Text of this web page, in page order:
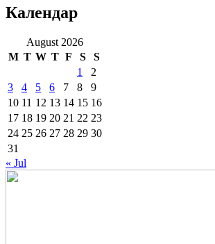
Календар
August 2026
M T W T F S
S
1
2
3
4 5 6 7 8
9
10 11 12 13 14 15 16
17 18 19 20 21 22 23
24 25 26 27 28 29 30
31
« Jul